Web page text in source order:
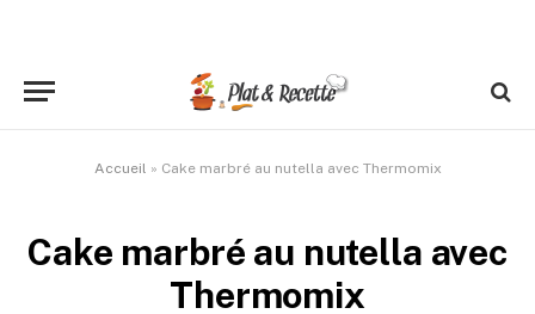
Accueil » Cake marbré au nutella avec Thermomix
Cake marbré au nutella avec
Thermomix